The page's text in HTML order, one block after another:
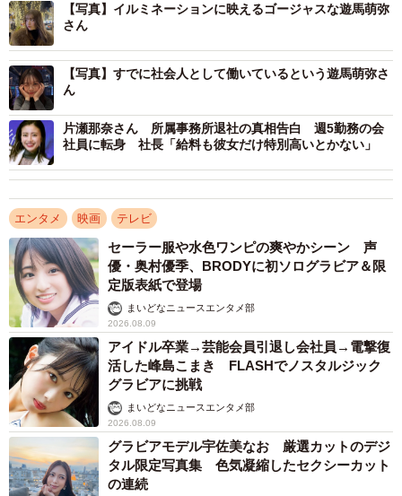
コメントが相次いでいます。
【写真】イルミネーションに映えるゴージャスな遊馬萌弥
さん
【写真】すでに社会人として働いているという遊馬萌弥さ
ん
片瀬那奈さん 所属事務所退社の真相告白 週5勤務の会
社員に転身 社長「給料も彼女だけ特別高いとかない」
エンタメ 映画 テレビ
セーラー服や水色ワンピの爽やかシーン 声
優・奥村優季、BRODYに初ソログラビア＆限
定版表紙で登場
まいどなニュースエンタメ部
2026.08.09
アイドル卒業→芸能会員引退し会社員→電撃復
活した峰島こまき FLASHでノスタルジック
グラビアに挑戦
まいどなニュースエンタメ部
2026.08.09
グラビアモデル宇佐美なお 厳選カットのデジ
タル限定写真集 色気凝縮したセクシーカット
の連続